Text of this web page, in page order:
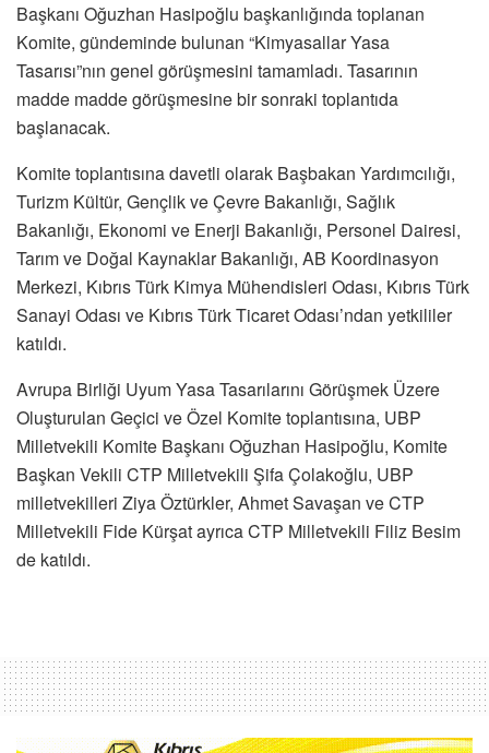
Başkanı Oğuzhan Hasipoğlu başkanlığında toplanan
Komite, gündeminde bulunan “Kimyasallar Yasa
Tasarısı”nın genel görüşmesini tamamladı. Tasarının
madde madde görüşmesine bir sonraki toplantıda
başlanacak.
Komite toplantısına davetli olarak Başbakan Yardımcılığı,
Turizm Kültür, Gençlik ve Çevre Bakanlığı, Sağlık
Bakanlığı, Ekonomi ve Enerji Bakanlığı, Personel Dairesi,
Tarım ve Doğal Kaynaklar Bakanlığı, AB Koordinasyon
Merkezi, Kıbrıs Türk Kimya Mühendisleri Odası, Kıbrıs Türk
Sanayi Odası ve Kıbrıs Türk Ticaret Odası’ndan yetkililer
katıldı.
Avrupa Birliği Uyum Yasa Tasarılarını Görüşmek Üzere
Oluşturulan Geçici ve Özel Komite toplantısına, UBP
Milletvekili Komite Başkanı Oğuzhan Hasipoğlu, Komite
Başkan Vekili CTP Milletvekili Şifa Çolakoğlu, UBP
milletvekilleri Ziya Öztürkler, Ahmet Savaşan ve CTP
Milletvekili Fide Kürşat ayrıca CTP Milletvekili Filiz Besim
de katıldı.